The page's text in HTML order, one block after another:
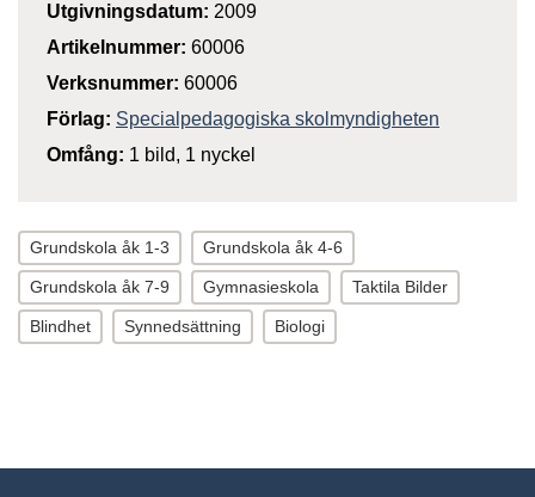
Utgivningsdatum: 2009
Artikelnummer: 60006
Verksnummer: 60006
Förlag: Specialpedagogiska skolmyndigheten
Omfång: 1 bild, 1 nyckel
Grundskola åk 1-3 Grundskola åk 4-6
Grundskola åk 7-9 Gymnasieskola Taktila Bilder
Blindhet Synnedsättning Biologi